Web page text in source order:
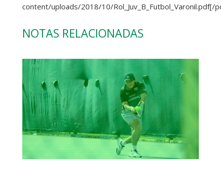
content/uploads/2018/10/Rol_Juv_B_Futbol_Varonil.pdf[/
NOTAS RELACIONADAS